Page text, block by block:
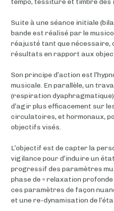
Suite à une séance initiale
bande est réalisé par le
réajusté tant que nécessaire,
résultats en rapport aux
Son principe d’action est
musicale. En parallèle, un
(respiration
d’agir plus efficacement sur
circulatoires, et hormonaux,
objectifs visés.
L’objectif est de capter la
vigilance pour d’induire un
progressif des paramètres
phase de « relaxation
ces paramètres de façon
et une re-dynamisation de